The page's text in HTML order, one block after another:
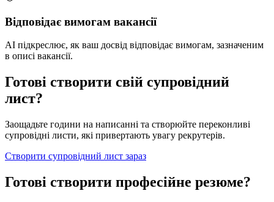
Відповідає вимогам вакансії
AI підкреслює, як ваш досвід відповідає вимогам, зазначеним
в описі вакансії.
Готові створити свій супровідний
лист?
Заощадьте години на написанні та створюйте переконливі
супровідні листи, які привертають увагу рекрутерів.
Створити супровідний лист зараз
Готові створити професійне резюме?